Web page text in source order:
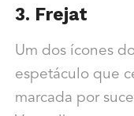
3. Frejat
Um dos ícones
espetáculo que
marcada por